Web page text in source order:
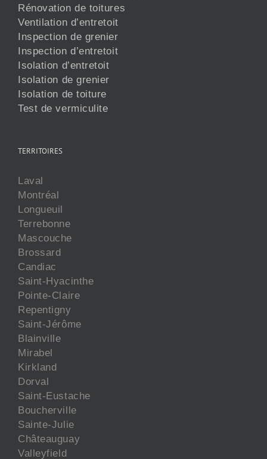
Rénovation de toitures
Ventilation d’entretoit
Inspection de grenier
Inspection d’entretoit
Isolation d’entretoit
Isolation de grenier
Isolation de toiture
Test de vermiculite
TERRITOIRES
Laval
Montréal
Longueuil
Terrebonne
Mascouche
Brossard
Candiac
Saint-Hyacinthe
Pointe-Claire
Repentigny
Saint-Jérôme
Blainville
Mirabel
Kirkland
Dorval
Saint-Eustache
Boucherville
Sainte-Julie
Châteauguay
Valleyfield